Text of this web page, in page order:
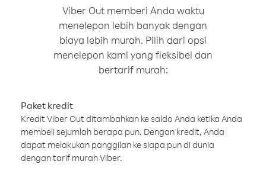
Viber Out memberi Anda waktu
menelepon lebih banyak dengan
biaya lebih murah. Pilih dari opsi
menelepon kami yang fleksibel dan
bertarif murah:
Paket kredit
Kredit Viber Out ditambahkan ke saldo Anda ketika Anda
membeli sejumlah berapa pun. Dengan kredit, Anda
dapat melakukan panggilan ke siapa pun di dunia
dengan tarif murah Viber.